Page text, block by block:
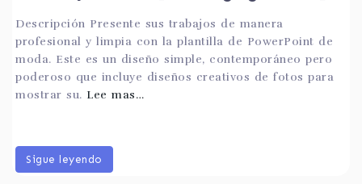
Descripción Presente sus trabajos de manera
profesional y limpia con la plantilla de PowerPoint de
moda. Este es un diseño simple, contemporáneo pero
poderoso que incluye diseños creativos de fotos para
mostrar su. Lee mas…
Sigue leyendo